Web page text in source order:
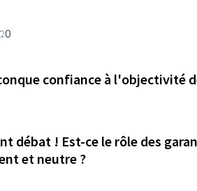
0
confiance à l'objectivité
débat ! Est-ce le rôle des
et neutre ?